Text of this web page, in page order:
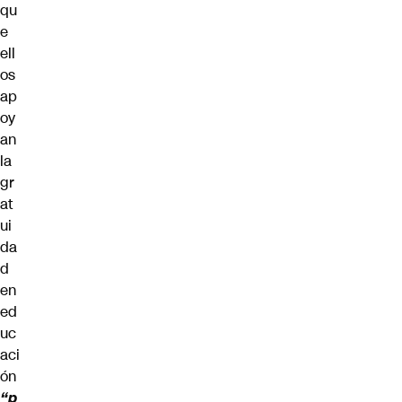
qu
e
ell
os
ap
oy
an
la
gr
at
ui
da
d
en
ed
uc
aci
ón
“p